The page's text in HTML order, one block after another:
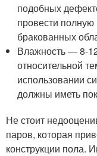
подобных
провести полную
бракованных
Влажность — 8-12
относительной
использовании
должны иметь
Не стоит
паров, которая
конструкции пола.